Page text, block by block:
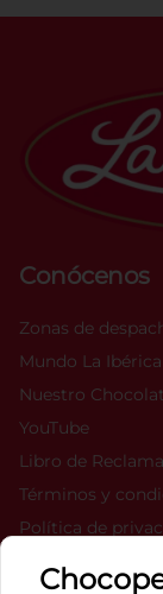
Conócenos
Zonas de
Mundo La Ibérica
Nuestro
YouTube
Libro de
Términos y
Política de
Redes